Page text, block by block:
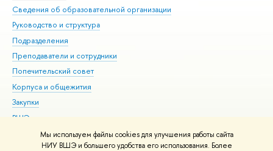
Мы используем файлы cookies для улучшения работы сайта
НИУ ВШЭ и большего удобства его использования. Более
Сведения об образовательной организации
Руководство и структура
Подразделения
Преподаватели и сотрудники
Попечительский совет
Корпуса и общежития
Закупки
ВШЭ для студентов с ограниченными возможностями
здоровья и инвалидностью
Версия для слабовидящих